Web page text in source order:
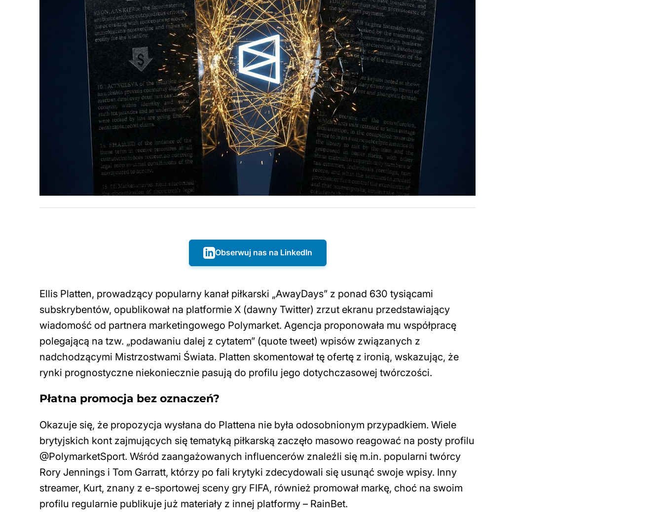
Obserwuj nas na LinkedIn
Ellis Platten, prowadzący popularny kanał piłkarski „AwayDays” z ponad 630 tysiącami
subskrybentów, opublikował na platformie X (dawny Twitter) zrzut ekranu przedstawiający
wiadomość od partnera marketingowego Polymarket. Agencja proponowała mu współpracę
polegającą na tzw. „podawaniu dalej z cytatem” (quote tweet) wpisów związanych z
nadchodzącymi Mistrzostwami Świata. Platten skomentował tę ofertę z ironią, wskazując, że
rynki prognostyczne niekoniecznie pasują do profilu jego dotychczasowej twórczości.
Płatna promocja bez oznaczeń?
Okazuje się, że propozycja wysłana do Plattena nie była odosobnionym przypadkiem. Wiele
brytyjskich kont zajmujących się tematyką piłkarską zaczęło masowo reagować na posty profilu
@PolymarketSport. Wśród zaangażowanych influencerów znaleźli się m.in. popularni twórcy
Rory Jennings i Tom Garratt, którzy po fali krytyki zdecydowali się usunąć swoje wpisy. Inny
streamer, Kurt, znany z e-sportowej sceny gry FIFA, również promował markę, choć na swoim
profilu regularnie publikuje już materiały z innej platformy – RainBet.